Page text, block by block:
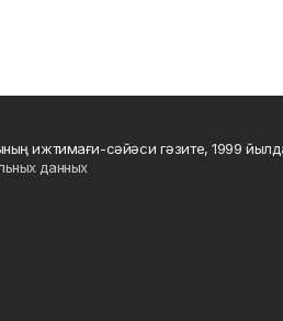
ижтимағи-сәйәси гәзите, 1999
данных